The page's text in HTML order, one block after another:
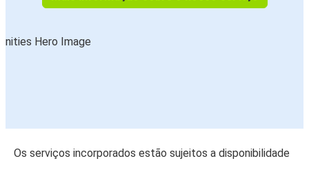
Os serviços incorporados estão sujeitos a disponibilidade